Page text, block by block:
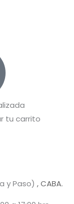
tu carrito
y Paso) , CABA.